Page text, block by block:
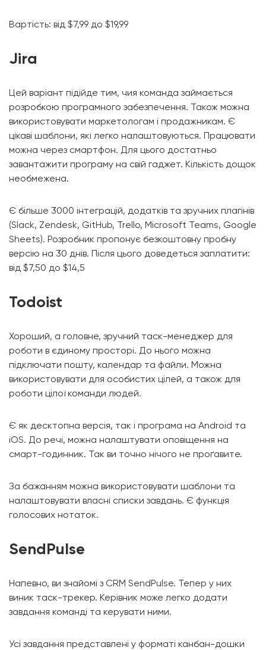
Вартість: від $7,99 до $19,99
Jira
Цей варіант підійде тим, чия команда займається
розробкою програмного забезпечення. Також можна
використовувати маркетологам і продажникам. Є
цікаві шаблони, які легко налаштовуються. Працювати
можна через смартфон. Для цього достатньо
завантажити програму на свій гаджет. Кількість дощок
необмежена.
Є більше 3000 інтеграцій, додатків та зручних плагінів
(Slack, Zendesk, GitHub, Trello, Microsoft Teams, Google
Sheets). Розробник пропонує безкоштовну пробну
версію на 30 днів. Після цього доведеться заплатити:
від $7,50 до $14,5
Todoist
Хороший, а головне, зручний таск-менеджер для
роботи в єдиному просторі. До нього можна
підключати пошту, календар та файли. Можна
використовувати для особистих цілей, а також для
роботи цілої команди людей.
Є як десктопна версія, так і програма на Android та
iOS. До речі, можна налаштувати оповіщення на
смарт-годинник. Так ви точно нічого не проґавите.
За бажанням можна використовувати шаблони та
налаштовувати власні списки завдань. Є функція
голосових нотаток.
SendPulse
Напевно, ви знайомі з CRM SendPulse. Тепер у них
виник таск-трекер. Керівник може легко додати
завдання команді та керувати ними.
Усі завдання представлені у форматі канбан-дошки